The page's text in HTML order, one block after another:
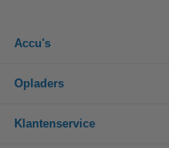
Accu's
Opladers
Klantenservice